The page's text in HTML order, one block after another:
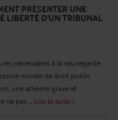
PRÉSENTER UNE
LIBERTÉ D’UN TRIBUNAL
nécessaires à la sauvegarde
morale de droit public
une atteinte grave et
ne pas ... Lire la suite >